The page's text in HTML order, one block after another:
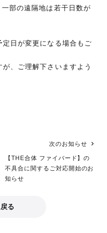
部の遠隔地は若干日数が
日が変更になる場合もご
、ご理解下さいますよう
次のお知らせ
【THE合体 ファイバード】の
不具合に関するご対応開始のお
知らせ
る